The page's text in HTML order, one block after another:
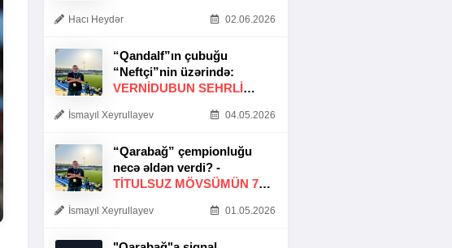
Hacı Heydər 02.06.2026
“Qandalf”ın çubuğu
“Neftçi”nin üzərində:
VERNİDUBUN SEHRLİ
İsmayıl Xeyrullayev 04.05.2026
“Qarabağ” çempionluğu
necə əldən verdi? -
TITULSUZ MÖVSÜMÜN 7
İsmayıl Xeyrullayev 01.05.2026